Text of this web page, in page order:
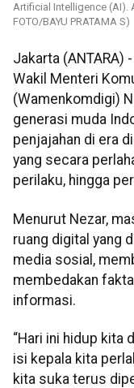
Artificial Intelligence (AI).
FOTO/BAYU PRATAMA S)
Jakarta (ANTARA) -
Wakil Menteri
(Wamenkomdigi)
generasi muda
penjajahan di era
yang secara
perilaku, hingga
Menurut Nezar,
ruang digital yang
media sosial,
membedakan
informasi.
“Hari ini hidup kita
isi kepala kita
kita suka terus